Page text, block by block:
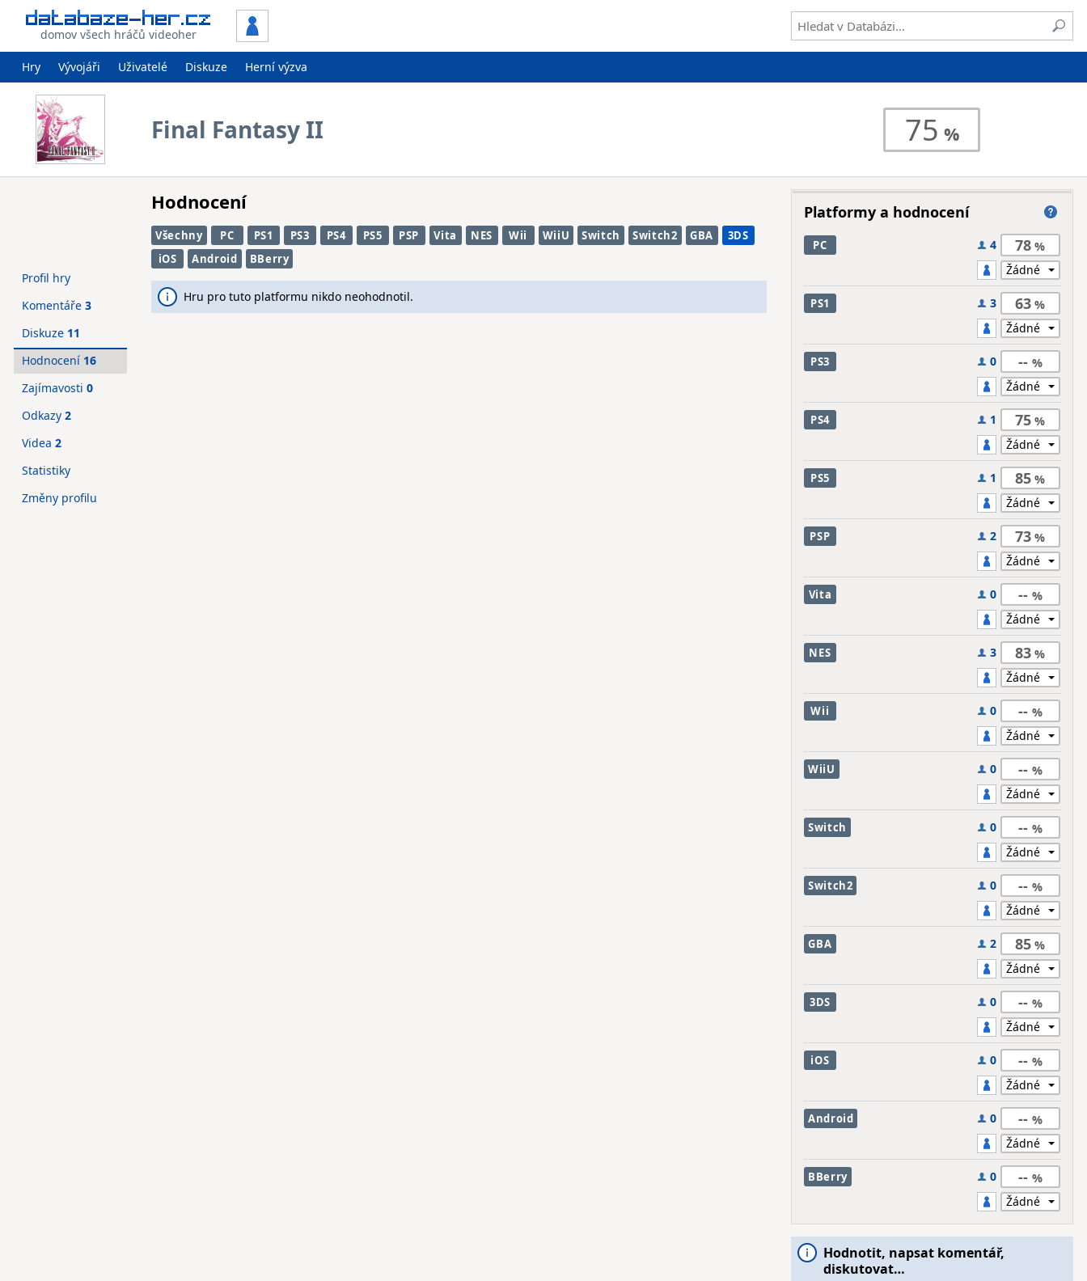
domov všech hráčů videoher
Hry Vývojáři Uživatelé Diskuze Herní výzva
Final Fantasy II 75
Hodnocení
Všechny PC PS1 PS3 PS4 PS5 PSP Vita NES Wii WiiU Switch Switch2 GBA
3DS
iOS
Android BBerry
Hru pro tuto platformu nikdo neohodnotil.
Profil hry
Komentáře 3
Diskuze 11
Hodnocení 16
Zajímavosti 0
Odkazy 2
Videa 2
Statistiky
Změny profilu
Platformy a hodnocení
PC 4 78
PS1 3 63
PS3 0 --
PS4 1 75
PS5 1 85
PSP 2 73
Vita 0 --
NES 3 83
Wii 0 --
WiiU 0 --
Switch 0 --
Switch2 0 --
GBA 2 85
3DS 0 --
iOS 0 --
Android 0 --
BBerry 0 --
Hodnotit, napsat komentář,
diskutovat…